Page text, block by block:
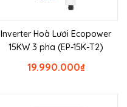
Inverter Hoà Lưới Ecopower
15KW 3 pha (EP-15K-T2)
₫
19.990.000